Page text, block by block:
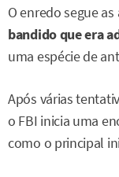
O enredo segue
bandido que era
uma espécie de
Após várias
o FBI inicia uma
como o principal